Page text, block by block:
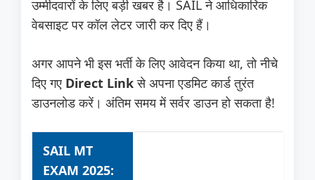
उम्मीदवारों के लिए बड़ी खबर है। SAIL ने आधिकारिक
वेबसाइट पर कॉल लेटर जारी कर दिए हैं।
अगर आपने भी इस भर्ती के लिए आवेदन किया था, तो नीचे
दिए गए Direct Linkसे अपना एडमिट कार्ड तुरंत
डाउनलोड करें। अंतिम समय में सर्वर डाउन हो सकता है!
SAIL MT
EXAM 2025: